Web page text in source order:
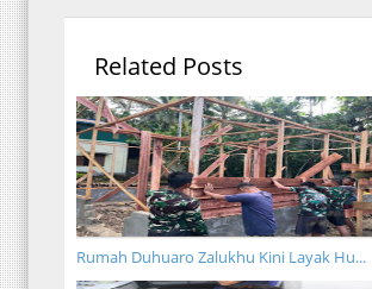
Related Posts
Rumah Duhuaro Zalukhu Kini Layak Hu...